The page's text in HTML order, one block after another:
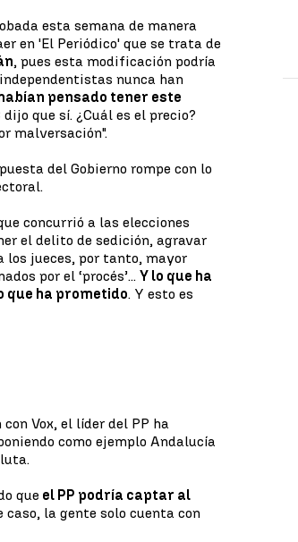
esta semana de manera
en 'El Periódico' que se trata de
, pues esta modificación podría
nunca han
pensado tener este
que sí. ¿Cuál es el precio?
malversación".
del Gobierno rompe con lo
concurrió a las elecciones
el delito de sedición, agravar
los jueces, por tanto, mayor
por el ‘procés’...Y lo que ha
que ha prometido. Y esto es
Vox, el líder del PP ha
como ejemplo Andalucía
que el PP podría captar al
caso, la gente solo cuenta con